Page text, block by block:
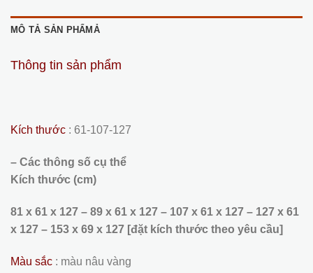
MÔ TẢ SẢN PHẨMẢ
Thông tin sản phẩm
Kích thước : 61-107-127
– Các thông số cụ thể
Kích thước (cm)
81 x 61 x 127 – 89 x 61 x 127 – 107 x 61 x 127 – 127 x 61
x 127 – 153 x 69 x 127 [đặt kích thước theo yêu cầu]
Màu sắc : màu nâu vàng